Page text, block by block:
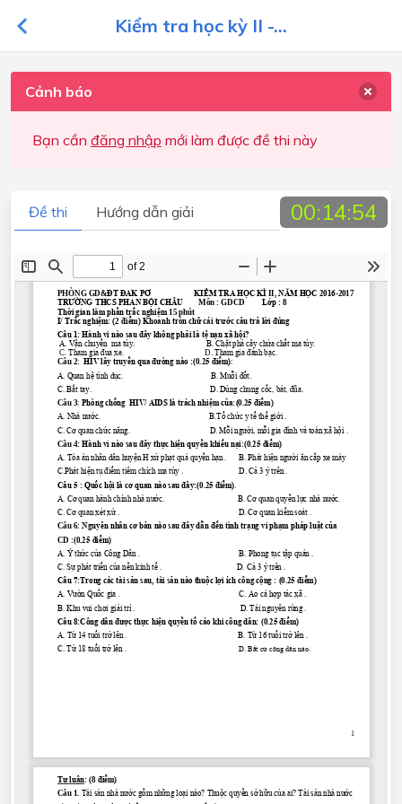
Kiểm tra học kỳ II -...
Cảnh báo
Bạn cần đăng nhập mới làm được đề thi này
Đề thi Hướng dẫn giải 00:14:54